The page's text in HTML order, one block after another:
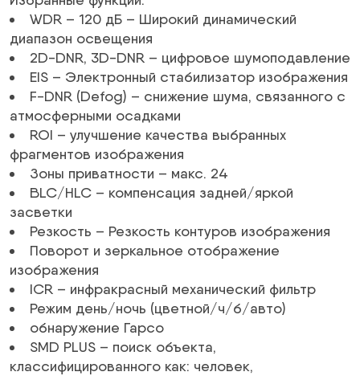
WDR – 120 дБ – Широкий динамический
диапазон освещения
2D-DNR, 3D-DNR – цифровое шумоподавление
EIS – Электронный стабилизатор изображения
F-DNR (Defog) – снижение шума, связанного с
атмосферными осадками
ROI – улучшение качества выбранных
фрагментов изображения
Зоны приватности – макс. 24
BLC/HLC – компенсация задней/яркой
засветки
Резкость – Резкость контуров изображения
Поворот и зеркальное отображение
изображения
ICR – инфракрасный механический фильтр
Режим день/ночь (цветной/ч/б/авто)
обнаружение Гарсо
SMD PLUS – поиск объекта,
классифицированного как: человек,